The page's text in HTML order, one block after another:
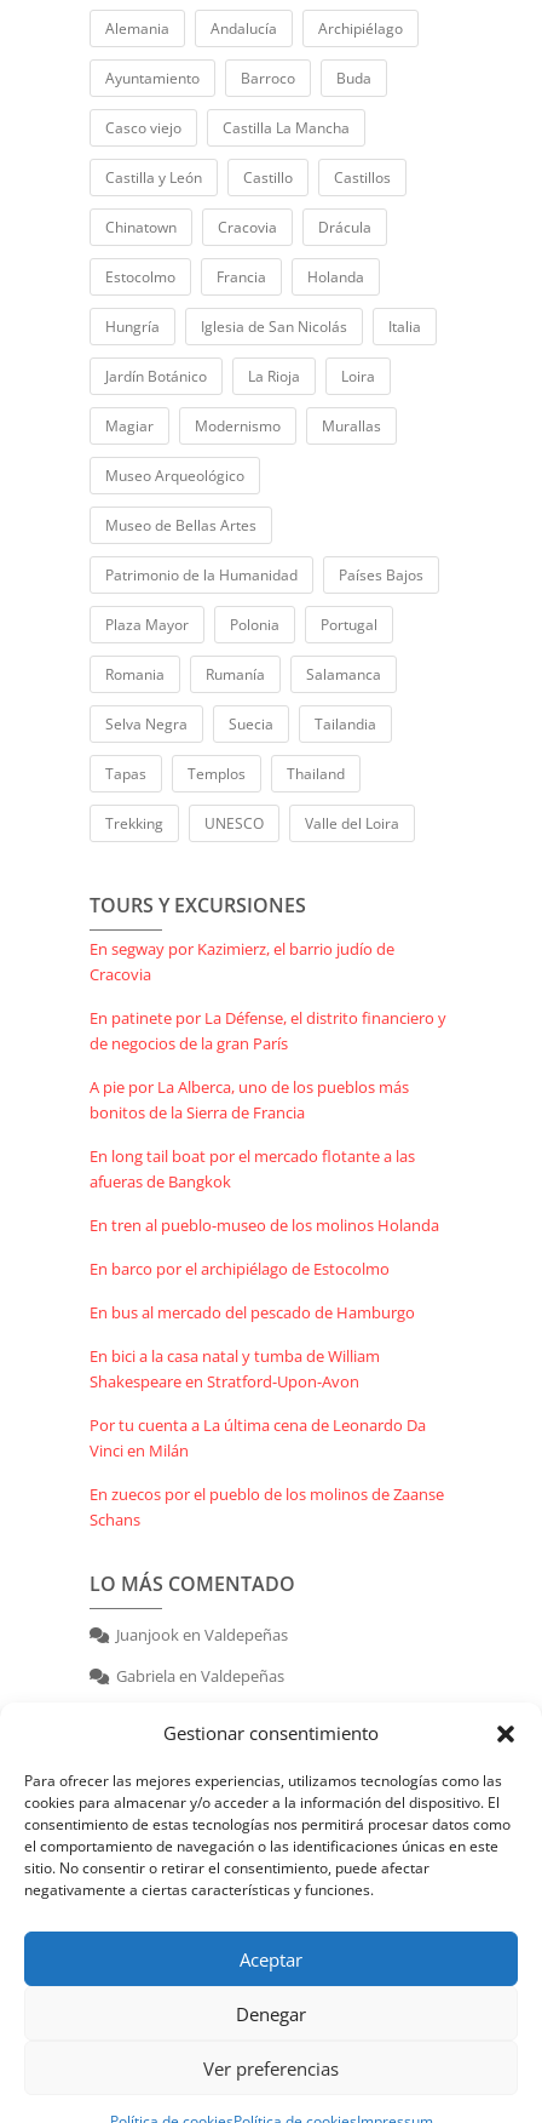
Gestionar consentimiento
Para ofrecer las mejores experiencias, utilizamos tecnologías como las
cookies para almacenar y/o acceder a la información del dispositivo. El
consentimiento de estas tecnologías nos permitirá procesar datos como
el comportamiento de navegación o las identificaciones únicas en este
sitio. No consentir o retirar el consentimiento, puede afectar
negativamente a ciertas características y funciones.
Aceptar
Denegar
Ver preferencias
Alemania Andalucía Archipiélago
Ayuntamiento Barroco Buda
Casco viejo Castilla La Mancha
Castilla y León Castillo Castillos
Chinatown Cracovia Drácula
Estocolmo Francia Holanda
Hungría Iglesia de San Nicolás Italia
Jardín Botánico La Rioja Loira
Magiar Modernismo Murallas
Museo Arqueológico
Museo de Bellas Artes
Patrimonio de la Humanidad Países Bajos
Plaza Mayor Polonia Portugal
Romania Rumanía Salamanca
Selva Negra Suecia Tailandia
Tapas Templos Thailand
Trekking UNESCO Valle del Loira
TOURS Y EXCURSIONES
En segway por Kazimierz, el barrio judío de
Cracovia
En patinete por La Défense, el distrito financiero y
de negocios de la gran París
A pie por La Alberca, uno de los pueblos más
bonitos de la Sierra de Francia
En long tail boat por el mercado flotante a las
afueras de Bangkok
En tren al pueblo-museo de los molinos Holanda
En barco por el archipiélago de Estocolmo
En bus al mercado del pescado de Hamburgo
En bici a la casa natal y tumba de William
Shakespeare en Stratford-Upon-Avon
Por tu cuenta a La última cena de Leonardo Da
Vinci en Milán
En zuecos por el pueblo de los molinos de Zaanse
Schans
LO MÁS COMENTADO
Juanjooken Valdepeñas
Gabriela en Valdepeñas